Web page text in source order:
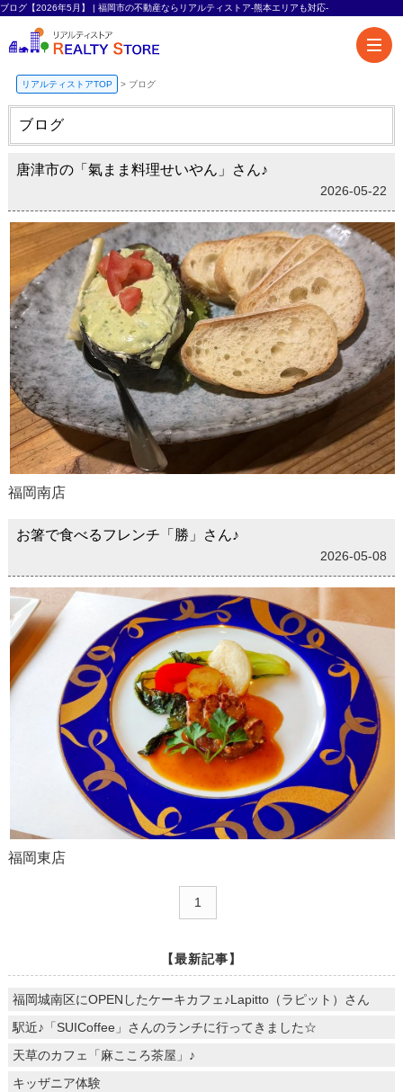
ブログ【2026年5月】 | 福岡市の不動産ならリアルティストア-熊本エリアも対応-
リアルティストアTOP > ブログ
ブログ
唐津市の「氣まま料理せいやん」さん♪
2026-05-22
福岡南店
お箸で食べるフレンチ「勝」さん♪
2026-05-08
福岡東店
1
【最新記事】
福岡城南区にOPENしたケーキカフェ♪Lapitto（ラピット）さん
駅近♪「SUICoffee」さんのランチに行ってきました☆
天草のカフェ「麻こころ茶屋」♪
キッザニア体験